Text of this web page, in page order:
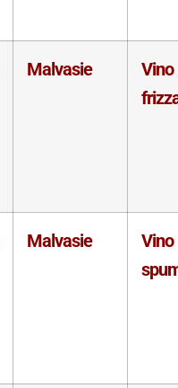
Malvasie
Vino
Malvasie
Vino